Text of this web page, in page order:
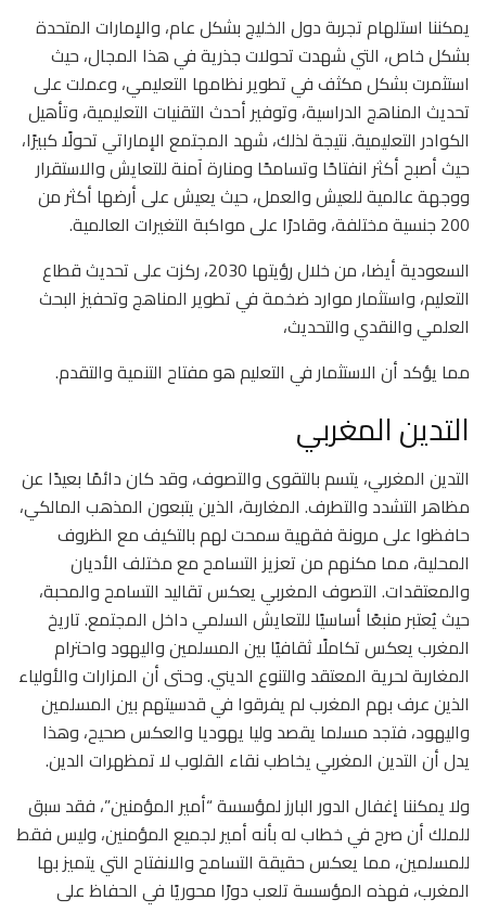
يمكننا استلهام تجربة دول الخليج بشكل عام، والإمارات المتحدة
بشكل خاص، التي شهدت تحولات جذرية في هذا المجال، حيث
استثمرت بشكل مكثف في تطوير نظامها التعليمي، وعملت على
تحديث المناهج الدراسية، وتوفير أحدث التقنيات التعليمية، وتأهيل
الكوادر التعليمية. نتيجة لذلك، شهد المجتمع الإماراتي تحولًا كبيرًا،
حيث أصبح أكثر انفتاحًا وتسامحًا ومنارة آمنة للتعايش والاستقرار
ووجهة عالمية للعيش والعمل، حيث يعيش على أرضها أكثر من
200 جنسية مختلفة، وقادرًا على مواكبة التغيرات العالمية.
السعودية أيضا، من خلال رؤيتها 2030، ركزت على تحديث قطاع
التعليم، واستثمار موارد ضخمة في تطوير المناهج وتحفيز البحث
العلمي والنقدي والتحديث،
مما يؤكد أن الاستثمار في التعليم هو مفتاح التنمية والتقدم.
التدين المغربي
التدين المغربي، يتسم بالتقوى والتصوف، وقد كان دائمًا بعيدًا عن
مظاهر التشدد والتطرف. المغاربة، الذين يتبعون المذهب المالكي،
حافظوا على مرونة فقهية سمحت لهم بالتكيف مع الظروف
المحلية، مما مكنهم من تعزيز التسامح مع مختلف الأديان
والمعتقدات. التصوف المغربي يعكس تقاليد التسامح والمحبة،
حيث يُعتبر منبعًا أساسيًا للتعايش السلمي داخل المجتمع. تاريخ
المغرب يعكس تكاملًا ثقافيًا بين المسلمين واليهود واحترام
المغاربة لحرية المعتقد والتنوع الديني. وحتى أن المزارات والأولياء
الذين عرف بهم المغرب لم يفرقوا في قدسيتهم بين المسلمين
واليهود، فتجد مسلما يقصد وليا يهوديا والعكس صحيح، وهذا
يدل أن التدين المغربي يخاطب نقاء القلوب لا تمظهرات الدين.
ولا يمكننا إغفال الدور البارز لمؤسسة “أمير المؤمنين”، فقد سبق
للملك أن صرح في خطاب له بأنه أمير لجميع المؤمنين، وليس فقط
للمسلمين، مما يعكس حقيقة التسامح والانفتاح التي يتميز بها
المغرب، فهذه المؤسسة تلعب دورًا محوريًا في الحفاظ على